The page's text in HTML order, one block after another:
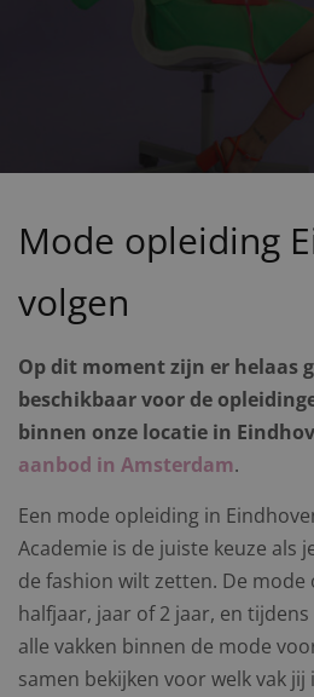
Mode opleiding
volgen
Op dit moment zijn er helaas
beschikbaar voor de
binnen onze locatie in
aanbod in Amsterdam.
Een mode opleiding in
Academie is de juiste keuze als
de fashion wilt zetten. De
halfjaar, jaar of 2 jaar, en
alle vakken binnen de mode
samen bekijken voor welk vak